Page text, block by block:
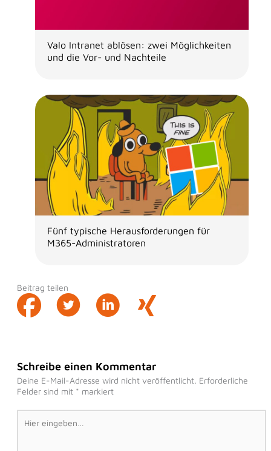
Valo Intranet ablösen: zwei Möglichkeiten
und die Vor- und Nachteile
Fünf typische Herausforderungen für
M365-Administratoren
Beitrag teilen
Schreibe einen Kommentar
Deine E-Mail-Adresse wird nicht veröffentlicht. Erforderliche
Felder sind mit * markiert
Hier
eingeben…